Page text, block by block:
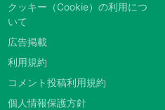
クッキー（Cookie）の利用につ
いて
広告掲載
利用規約
コメント投稿利用規約
個人情報保護方針